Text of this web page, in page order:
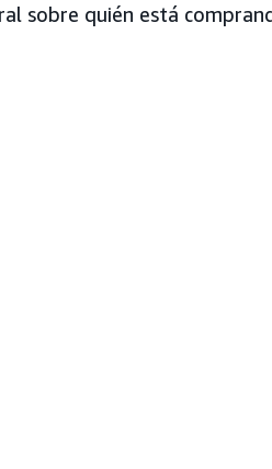
sobre quién está